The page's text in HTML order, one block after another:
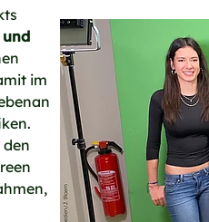
im
den